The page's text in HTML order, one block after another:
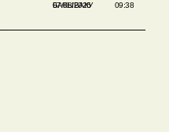
БАКЫБАКУ
07/08/2026 09:38